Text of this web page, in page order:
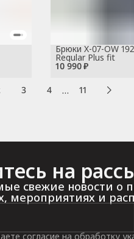
10 990 ₽
Брюки X-07-OW
Regular Plus fit
3 4 … 11
на
свежие новости о
мероприятиях и
согласие на обработку